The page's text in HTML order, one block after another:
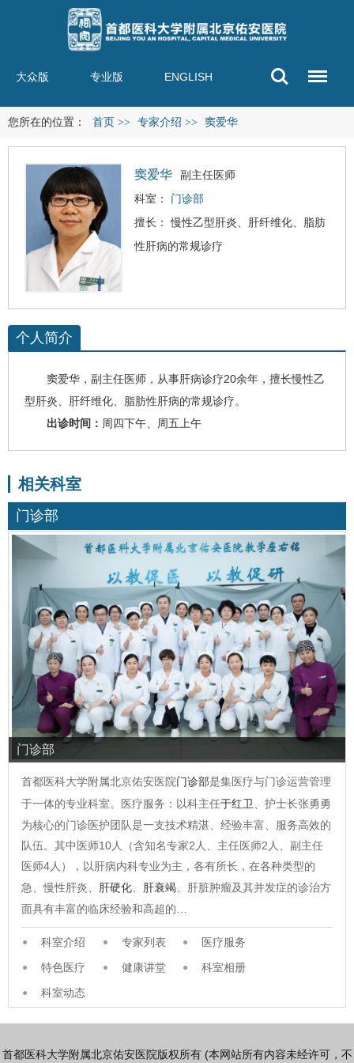
大众版 专业版 ENGLISH
您所在的位置： 首页 >> 专家介绍 >> 窦爱华
窦爱华
副主任医师
科室： 门诊部
擅长： 慢性乙型肝炎、肝纤维化、脂肪
性肝病的常规诊疗
个人简介
窦爱华 ，副主任医师，从事肝病诊疗20余年，擅长慢性乙
型肝炎、肝纤维化、脂肪性肝病的常规诊疗。
出诊时间： 周四下午、周五上午
相关科室
门诊部
门诊部
首都医科大学附属北京佑安医院门诊部是集医疗与门诊运营管理
于一体的专业科室。医疗服务：以科主任于红卫
、护士长张勇勇
为核心的门诊医护团队是一支技术精湛、经验丰富、服务高效的
队伍。其中医师10人（含知名专家2人、主任医师2人、副主任
医师4人），以肝病内科专业为主，各有所长，在各种类型的
急、慢性肝炎、
肝硬化 肝衰竭 、肝脏肿瘤及其并发症的诊治方
面具有丰富的临床经验和高超的…
科室介绍 专家列表
医疗服务
特色医疗
健康讲堂
科室相册
科室动态
首都医科大学附属北京佑安医院版权所有 (本网站所有内容未经许可，不